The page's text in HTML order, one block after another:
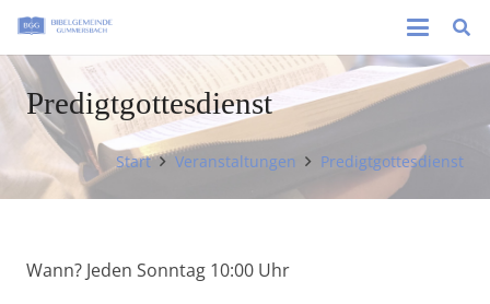
Predigtgottesdienst
Start Veranstaltungen Predigtgottesdienst
Wann? Jeden Sonntag 10:00 Uhr